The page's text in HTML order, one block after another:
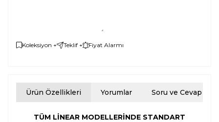
Koleksiyon + Teklif + Fiyat Alarmı
Ürün Özellikleri Yorumlar Soru ve Cevap
TÜM LİNEAR MODELLERİNDE STANDART